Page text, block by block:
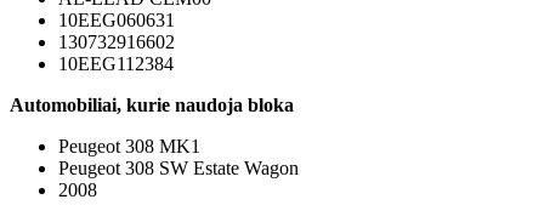
10EEG060631
130732916602
10EEG112384
Automobiliai, kurie naudoja bloka
Peugeot 308 MK1
Peugeot 308 SW Estate Wagon
2008